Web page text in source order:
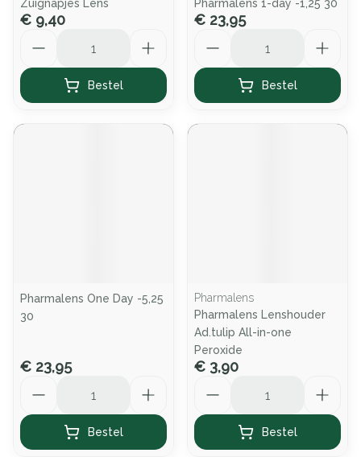
Zuignapjes Lens
€ 9,40
Bestel
Pharmalens 1-day -1,25 30
€ 23,95
Bestel
Pharmalens One Day -5,25
30
€ 23,95
Bestel
Pharmalens
Pharmalens Lenshouder
Ad.tulip All-in-one
Peroxide
€ 3,90
Bestel